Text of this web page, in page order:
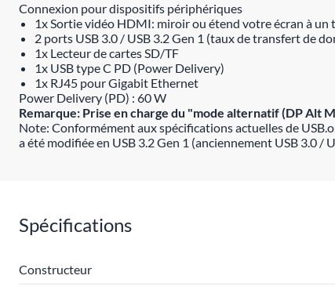
Connexion pour dispositifs périphériques
1x Sortie vidéo HDMI: miroir ou étend votre écran à
2 ports USB 3.0 / USB 3.2 Gen 1 (taux de transfert de
1x Lecteur de cartes SD/TF
1x USB type C PD (Power Delivery)
1x RJ45 pour Gigabit Ethernet
Power Delivery (PD) : 60 W
Remarque: Prise en charge du "mode alternatif (DP Alt
Note: Conformément aux spécifications actuelles de
a été modifiée en USB 3.2 Gen 1 (anciennement USB 3.0 /
Spécifications
Constructeur